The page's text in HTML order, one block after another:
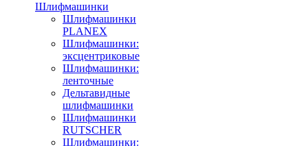
Шлифмашинки
Шлифмашинки
PLANEX
Шлифмашинки:
эксцентриковые
Шлифмашинки:
ленточные
Дельтавидные
шлифмашинки
Шлифмашинки
RUTSCHER
Шлифмашинки: